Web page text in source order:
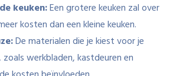
keuken:Een grotere keuken zal over
kosten dan een kleine keuken.
De materialen die je kiest voor je
zoals werkbladen, kastdeuren en